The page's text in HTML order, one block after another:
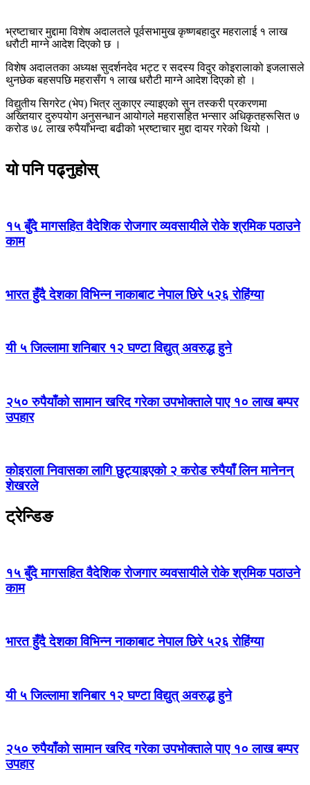
भ्रष्टाचार मुद्दामा विशेष अदालतले पूर्वसभामुख कृष्णबहादुर महरालाई १ लाख
धरौटी माग्ने आदेश दिएको छ ।
विशेष अदालतका अध्यक्ष सुदर्शनदेव भट्ट र सदस्य विदुर कोइरालाको इजलासले
थुनछेक बहसपछि महरासँग १ लाख धरौटी माग्ने आदेश दिएको हो ।
विद्युतीय सिगरेट (भेप) भित्र लुकाएर ल्याइएको सुन तस्करी प्रकरणमा
अख्तियार दुरुपयोग अनुसन्धान आयोगले महरासहित भन्सार अधिकृतहरूसित ७
करोड ७८ लाख रुपैयाँभन्दा बढीको भ्रष्टाचार मुद्दा दायर गरेको थियो ।
यो पनि पढ्नुहोस्
१५ बुँदे मागसहित वैदेशिक रोजगार व्यवसायीले रोके श्रमिक पठाउने
काम
भारत हुँदै देशका विभिन्न नाकाबाट नेपाल छिरे ५२६ रोहिंग्या
यी ५ जिल्लामा शनिबार १२ घण्टा विद्युत् अवरुद्ध हुने
२५० रुपैयाँको सामान खरिद गरेका उपभोक्ताले पाए १० लाख बम्पर
उपहार
कोइराला निवासका लागि छुट्याइएको २ करोड रुपैयाँ लिन मानेनन्
शेखरले
ट्रेन्डिङ
१५ बुँदे मागसहित वैदेशिक रोजगार व्यवसायीले रोके श्रमिक पठाउने
काम
भारत हुँदै देशका विभिन्न नाकाबाट नेपाल छिरे ५२६ रोहिंग्या
यी ५ जिल्लामा शनिबार १२ घण्टा विद्युत् अवरुद्ध हुने
२५० रुपैयाँको सामान खरिद गरेका उपभोक्ताले पाए १० लाख बम्पर
उपहार